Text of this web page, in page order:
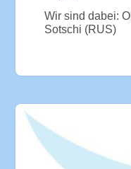
Wir sind dabei:
Sotschi (RUS)